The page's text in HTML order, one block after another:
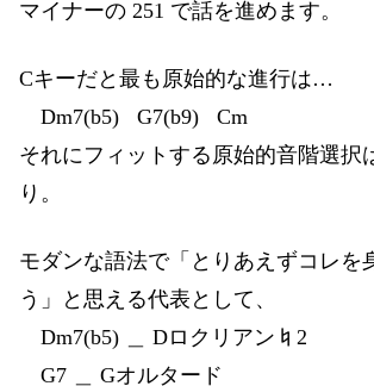
マイナーの 251 で話を進めます。
Cキーだと最も原始的な進行は…
Dm7(b5) G7(b9) Cm
それにフィットする原始的音階選択
り。
モダンな語法で「とりあえずコレを
う」と思える代表として、
Dm7(b5) ＿ Dロクリアン♮2
G7 ＿ Gオルタード